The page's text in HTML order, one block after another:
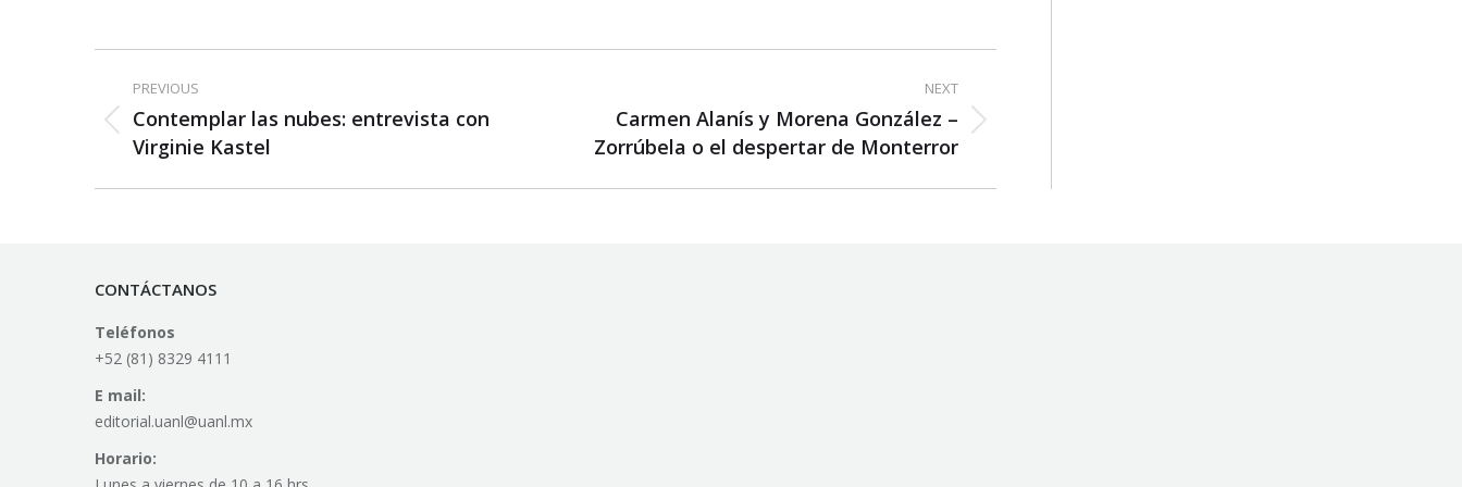
navigation
PREVIOUS
Previous
post:
Contemplar las nubes: entrevista con
Virginie Kastel
NEXT
post:
Carmen Alanís y Morena González –
Zorrúbela o el despertar de Monterror
CONTÁCTANOS
Teléfonos
+52 (81) 8329 4111
E mail:
editorial.uanl@uanl.mx
Horario: